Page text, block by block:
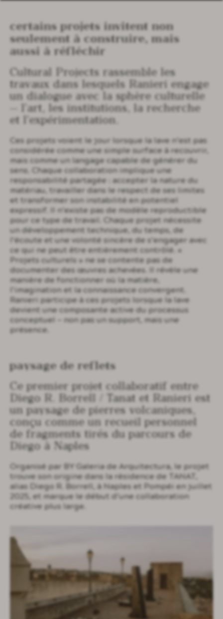
Certains projets invitent non
seulement à construire, mais
aussi à réfléchir
Cultural Projects rassemble les
travaux dans lesquels Ranieri engage
un dialogue avec la sphère culturelle
— l’art, les institutions, la recherche
et l’expérimentation.
Ces projets voient le jour lorsque la lave n’est pas
considérée comme une simple surface à recouvrir,
mais comme un langage capable de générer du
sens. Chaque collaboration implique une
responsabilité partagée : accepter la nature du
matériau, travailler dans le respect de ses limites
et transformer son instabilité en potentiel
expressif. Il n’existe pas de modèle reproductible
pour ce type de travail. Chaque projet nécessite
un développement technique, du temps, de
l’écoute et une volonté sincère de s’engager avec
ce qui ne peut être entièrement contrôlé. «
Projets culturels » ne se contente pas de
documenter des œuvres achevées. Il révèle une
manière de fonctionner où la matière,
l’imagination et la connaissance convergent.
Ranieri participe à ces projets lorsque la lave
devient une composante active du processus
conceptuel — non pas un support, mais une
présence.
Paysage de reflets
Ce premier projet collaboratif entre
Diego R. Borrell / Tanat et Ranieri est
un paysage de pierres volcaniques,
conçu comme un recueil personnel
de fragments tirés du parcours de
Diego à Naples
Organisé par BY Galeria de Arquitectura, le projet
trouve son origine dans la résidence de TANAT,
alias Diego R. Borrell, à Naples et Pompéi en juillet
2025, et marque le début d’une collaboration
créative plus large.